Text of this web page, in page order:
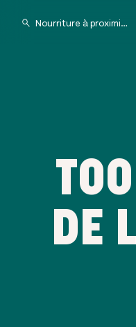
DE